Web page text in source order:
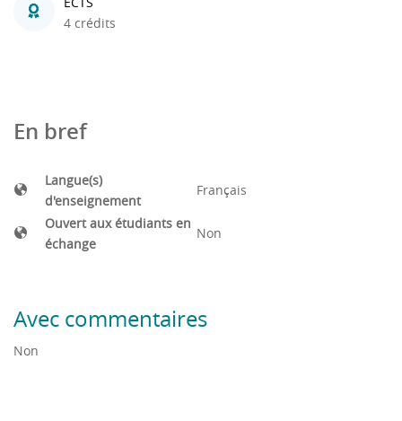
4 crédits
En bref
Langue(s)
d'enseignement
Français
Ouvert aux étudiants en
échange
Non
Avec commentaires
Non